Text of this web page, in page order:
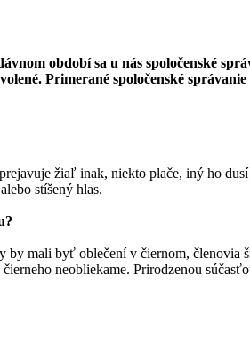
období sa u nás spoločenské
Primerané spoločenské
žiaľ inak, niekto plače, iný ho
stíšený hlas.
mali byť oblečení v čiernom, členovia
neobliekame. Prirodzenou